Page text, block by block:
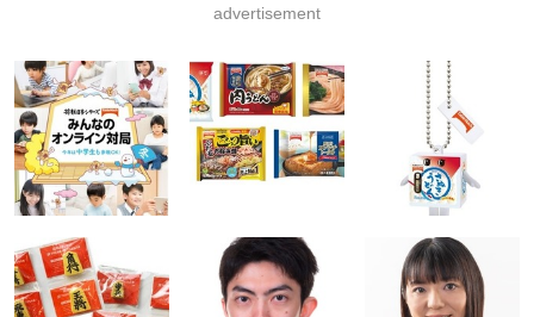
advertisement